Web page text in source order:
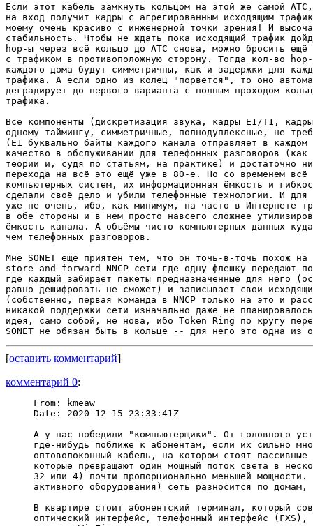
Если этот кабель замкнуть кольцом на этой же самой
на вход получит кадры с агрегированным исходящим
моему очень красиво с инженерной точки зрения! И
стабильность. Чтобы не ждать пока исходящий трафик
hop-ы через всё кольцо до АТС снова, можно бросить ещё
с трафиком в противоположную сторону. Тогда кол-во
каждого дома будут симметричны, как и задержки для
трафика. А если одно из колец "порвётся", то оно
деградирует до первого варианта с полным проходом
трафика.
Все компоненты (дискретизация звука, кадры E1/T1,
одному таймингу, симметричные, полнодуплексные, не
(E1 буквально байты каждого канала отправляет в
качество в обслуживании для телефонных разговоров
теории и, судя по статьям, на практике) и достаточно
перехода на всё это ещё уже в 80-е. Но со временем всё
компьютерных систем, их информационная ёмкость и
сделали своё дело и убили телефонные технологии. И для
уже не очень, ибо, как минимум, на часто в Интернете
в обе стороны и в нём просто навсего сложнее
ёмкость канала. А объёмы чисто компьютерных данных
чем телефонных разговоров.
Мне SONET ещё приятен тем, что он точь-в-точь похож на
store-and-forward NNCP сети где одну флешку передают
где каждый забирает пакеты предназначенные для него
равно дешифровать не сможет) и записывает свои
(собственно, первая команда в NNCP только на это и
никакой поддержки сети изначально даже не
идея, само собой, не нова, ибо Token Ring по кругу
[оставить комментарий]
комментарий 0:
From: kmeaw
Date: 2020-12-15 23:33:41Z
А у нас победили "компьютерщики". От головного
где-нибудь поближе к абонентам, если их сильно
оптоволоконный кабель, на котором стоят пассивные
которые превращают один мощный поток света в
32 или 4) почти пропорционально меньшей
активного оборудования) сеть разносится по
В квартире стоит абонентский терминал, который
оптический интерфейс, телефонный интерфейс